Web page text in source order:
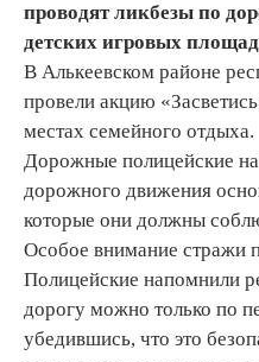
проводятликбезы по
детских игровых
В Алькеевском районе
провели акцию
местах семейного отдыха.
Дорожные полицейские
дорожного движения
которые они должны
Особое внимание стражи
Полицейские напомнили
дорогу можно только по
убедившись, что это